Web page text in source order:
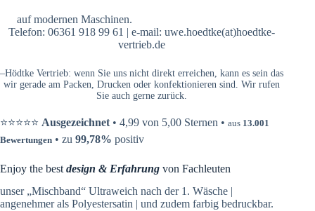
auf modernen Maschinen.
Telefon: 06361 918 99 61 | e-mail: uwe.hoedtke(at)hoedtke-
vertrieb.de
–Hödtke Vertrieb: wenn Sie uns nicht direkt erreichen, kann es sein das
wir gerade am Packen, Drucken oder konfektionieren sind. Wir rufen
Sie auch gerne zurück.
⭐⭐⭐⭐⭐ Ausgezeichnet • 4,99 von 5,00 Sternen • aus 13.001
Bewertungen • zu 99,78% positiv
Enjoy the best design & Erfahrung von Fachleuten
unser „Mischband“ Ultraweich nach der 1. Wäsche |
angenehmer als Polyestersatin | und zudem farbig bedruckbar.